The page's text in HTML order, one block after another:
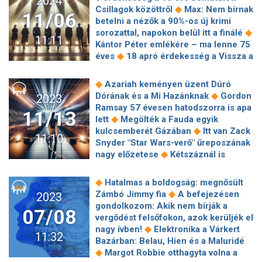
de már túl van halálon, újrakezdésen
a papucsos hangyák zenekara
új könyvébe!◆Sanyi
felnövéstörténete mindannyiunk
számára megkerülhetetlen lecke◆
Macskajaj – Milliók imádják és utálják
Emír Kusturicát: tudja, hány éves már
a legendás balkáni rendező? ◆
visszatért, de minek? – Megnéztük a
"tehetségkutató" új évadát◆Már a
premier előtt bejelentették, készül A
sakál napja második évada◆Nagy
Gábor élete 10 képen: Bob herceg
minden lány vágyálma volt
11/06
11:11
Csillagok közöttről ◆ Max: Nem bírnak
betelni a nézők a 90%-os új krimi
sorozattal, napokon belül itt a finálé ◆
Kántor Péter emlékére – ma lenne 75
éves ◆ 18 apró érdekesség a Vissza a
nem is hallottál◆
A magyar nyelvet
nem kell megmenteni, köszöni
szépen, jól van – Nádasdy Ádám új
könyvéről ◆Mintha csak nekünk
zongorázna◆ Egymilliárd forintért
bárki megvásárolhatja Batman
legendás autóját◆Hollandia
aranykora, egy mérgezés és rengeteg
Leonóra könyvébe!◆Fél évvel
elhalasztották Michael Jackson
életrajzi filmjének megjelenését
Young G Béci: "Nagyon szeretnénk
egy kisfiút"
2023
11/13
11:10
◆ Azariah keményen üzent Dúró
Dórának és a Mi Hazánknak ◆ Gordon
Ramsay 57 évesen hatodszorra is apa
lett ◆ Megölték a Fauda egyik
kulcsemberét Gázában ◆ Itt van Zack
Snyder "Star Wars-verő" űreposzának
nagy előzetese ◆ Kétszáznál is
Black és a Bűnvadászok a magyar
csatornákon ◆Goda Gábor
megmutatja, hogyan tai chi-zik
Herakleitosz az esőben
◆Pattanásig
feszült thrillerrel tért vissza David
Fincher, a végéről mégis lehagyta a
katarzist – Kritikánk A gyilkosról
◆
Vastag Csaba kereskedelmitévé-
2023
07/08
11:32
◆ Hatalmas a boldogság: megnősült
Zámbó Jimmy fia ◆ A befejezésen
gondolkozom: Akik nem bírják a
vergődést felsőfokon, azok kerüljék el
nagy ívben! ◆ Elektronika a Várkert
Bazárban: Belau, Hien és a Maluridé
◆ Margot Robbie otthagyta volna a